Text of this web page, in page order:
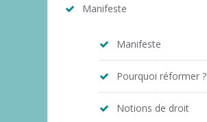
Manifeste
Manifeste
Pourquoi réformer ?
Notions de droit